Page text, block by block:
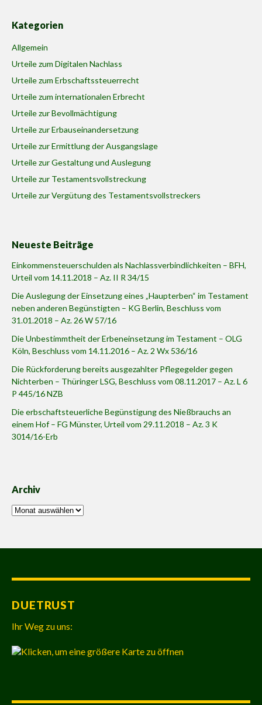
Kategorien
Allgemein
Urteile zum Digitalen Nachlass
Urteile zum Erbschaftssteuerrecht
Urteile zum internationalen Erbrecht
Urteile zur Bevollmächtigung
Urteile zur Erbauseinandersetzung
Urteile zur Ermittlung der Ausgangslage
Urteile zur Gestaltung und Auslegung
Urteile zur Testamentsvollstreckung
Urteile zur Vergütung des Testamentsvollstreckers
Neueste Beiträge
Einkommensteuerschulden als Nachlassverbindlichkeiten – BFH,
Urteil vom 14.11.2018 – Az. II R 34/15
Die Auslegung der Einsetzung eines „Haupterben“ im Testament
neben anderen Begünstigten – KG Berlin, Beschluss vom
31.01.2018 – Az. 26 W 57/16
Die Unbestimmtheit der Erbeneinsetzung im Testament – OLG
Köln, Beschluss vom 14.11.2016 – Az. 2 Wx 536/16
Die Rückforderung bereits ausgezahlter Pflegegelder gegen
Nichterben – Thüringer LSG, Beschluss vom 08.11.2017 – Az. L 6
P 445/16 NZB
Die erbschaftsteuerliche Begünstigung des Nießbrauchs an
einem Hof – FG Münster, Urteil vom 29.11.2018 – Az. 3 K
3014/16-Erb
Archiv
Archiv
DUETRUST
Ihr Weg zu uns: